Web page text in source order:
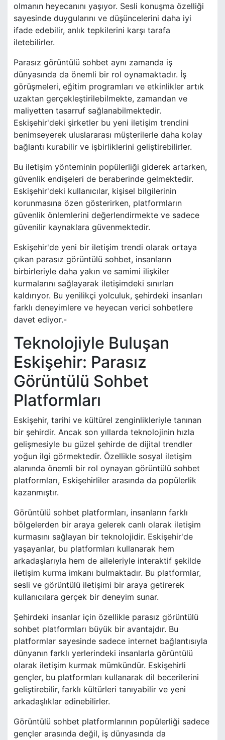
olmanın heyecanını yaşıyor. Sesli konuşma özelliği
sayesinde duygularını ve düşüncelerini daha iyi
ifade edebilir, anlık tepkilerini karşı tarafa
iletebilirler.
Parasız görüntülü sohbet aynı zamanda iş
dünyasında da önemli bir rol oynamaktadır. İş
görüşmeleri, eğitim programları ve etkinlikler artık
uzaktan gerçekleştirilebilmekte, zamandan ve
maliyetten tasarruf sağlanabilmektedir.
Eskişehir'deki şirketler bu yeni iletişim trendini
benimseyerek uluslararası müşterilerle daha kolay
bağlantı kurabilir ve işbirliklerini geliştirebilirler.
Bu iletişim yönteminin popülerliği giderek artarken,
güvenlik endişeleri de beraberinde gelmektedir.
Eskişehir'deki kullanıcılar, kişisel bilgilerinin
korunmasına özen gösterirken, platformların
güvenlik önlemlerini değerlendirmekte ve sadece
güvenilir kaynaklara güvenmektedir.
Eskişehir'de yeni bir iletişim trendi olarak ortaya
çıkan parasız görüntülü sohbet, insanların
birbirleriyle daha yakın ve samimi ilişkiler
kurmalarını sağlayarak iletişimdeki sınırları
kaldırıyor. Bu yenilikçi yolculuk, şehirdeki insanları
farklı deneyimlere ve heyecan verici sohbetlere
davet ediyor.-
Teknolojiyle Buluşan
Eskişehir: Parasız
Görüntülü Sohbet
Platformları
Eskişehir, tarihi ve kültürel zenginlikleriyle tanınan
bir şehirdir. Ancak son yıllarda teknolojinin hızla
gelişmesiyle bu güzel şehirde de dijital trendler
yoğun ilgi görmektedir. Özellikle sosyal iletişim
alanında önemli bir rol oynayan görüntülü sohbet
platformları, Eskişehirliler arasında da popülerlik
kazanmıştır.
Görüntülü sohbet platformları, insanların farklı
bölgelerden bir araya gelerek canlı olarak iletişim
kurmasını sağlayan bir teknolojidir. Eskişehir'de
yaşayanlar, bu platformları kullanarak hem
arkadaşlarıyla hem de aileleriyle interaktif şekilde
iletişim kurma imkanı bulmaktadır. Bu platformlar,
sesli ve görüntülü iletişimi bir araya getirerek
kullanıcılara gerçek bir deneyim sunar.
Şehirdeki insanlar için özellikle parasız görüntülü
sohbet platformları büyük bir avantajdır. Bu
platformlar sayesinde sadece internet bağlantısıyla
dünyanın farklı yerlerindeki insanlarla görüntülü
olarak iletişim kurmak mümkündür. Eskişehirli
gençler, bu platformları kullanarak dil becerilerini
geliştirebilir, farklı kültürleri tanıyabilir ve yeni
arkadaşlıklar edinebilirler.
Görüntülü sohbet platformlarının popülerliği sadece
gençler arasında değil, iş dünyasında da